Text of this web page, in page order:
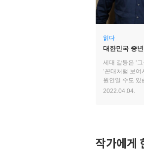
읽다
대한민국 중
세대 갈등은 ‘
‘꼰대처럼 보여
원인일 수도 있
관점을 열어줄
2022.04.04.
작가에게